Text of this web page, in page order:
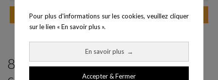
Pour plus d'informations sur les cookies, veuillez cliquer
sur le lien « En savoir plus ».
En savoir plus →
Accepter & Fermer
Ajouter au panier Ajouter au panier
8 produits parmi ceux de la même